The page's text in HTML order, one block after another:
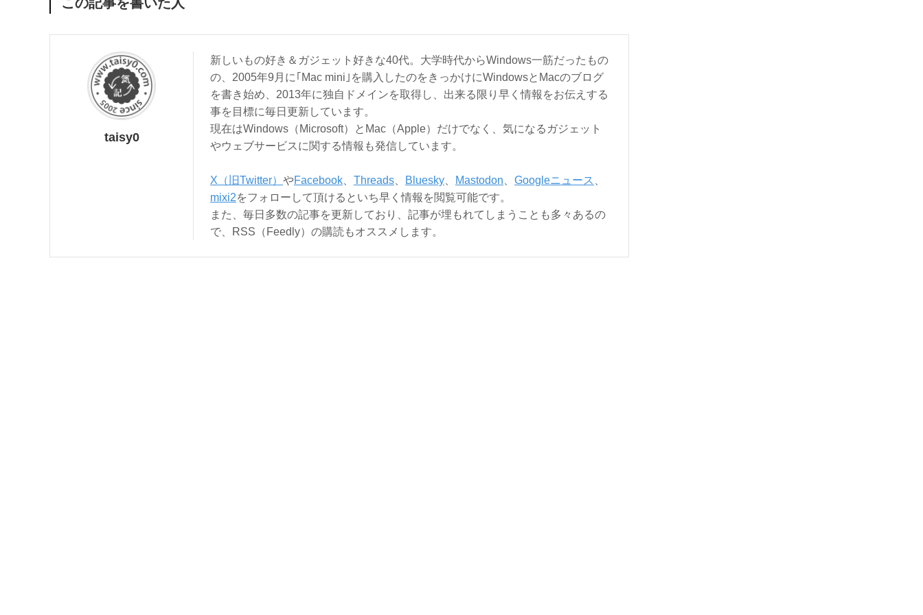
taisy0
新しいもの好き＆ガジェット好きな40代。大学時代からWindows一筋だったもの
の、2005年9月に｢Mac mini｣を購入したのをきっかけにWindowsとMacのブログ
を書き始め、2013年に独自ドメインを取得し、出来る限り早く情報をお伝えする
事を目標に毎日更新しています。
現在はWindows（Microsoft）とMac（Apple）だけでなく、気になるガジェット
やウェブサービスに関する情報も発信しています。
X（旧Twitter） やFacebook Threads Bluesky Mastodon Googleニュース
mixi2をフォローして頂けるといち早く情報を閲覧可能です。
また、毎日多数の記事を更新しており、記事が埋もれてしまうことも多々あるの
で、RSS（Feedly）の購読もオススメします。